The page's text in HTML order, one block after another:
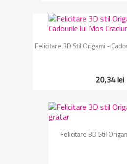
Felicitare 3D Stil Origami -
20,34 lei
Felicitare 3D Stil